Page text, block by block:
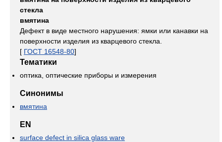
стекла
вмятина
Дефект в виде местного нарушения: ямки или канавки на
поверхности изделия из кварцевого стекла.
[ ГОСТ 16548-80]
Тематики
оптика, оптические приборы и измерения
Синонимы
вмятина
EN
surface defect in silica glass ware